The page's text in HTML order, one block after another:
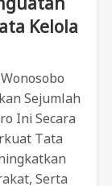
Kelola
Sejumlah
Ini Secara
Tata
Serta